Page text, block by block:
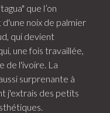
que l’on
d'une noix de palmier
qui devient
une fois travaillée,
de l'ivoire. La
surprenante à
j'extrais des petits